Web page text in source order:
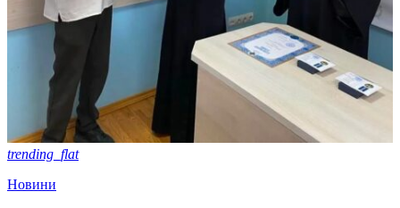
trending_flat
Новини